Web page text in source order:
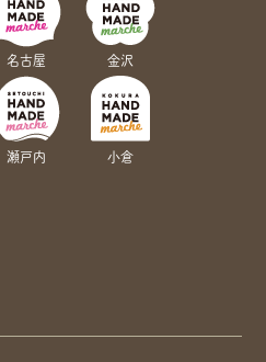
名古屋 金沢
瀬戸内 小倉